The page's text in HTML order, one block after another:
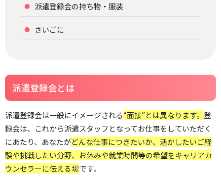
派遣登録会の持ち物・服装
さいごに
派遣登録会とは
派遣登録会は一般にイメージされる“面接”とは異なります。 登
録会は、これから派遣スタッフとなってお仕事をしていただく
にあたり、あなたがどんな仕事につきたいか、活かしたいご経
験や挑戦したい分野、お休みや就業時間等の希望をキャリアカ
ウンセラーに伝える場です。